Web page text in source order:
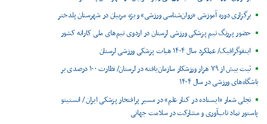
برگزاری دوره آموزشی «روان‌شناسی ورزشی» ویژه مربیان در شهرستان پلدختر
حضور پررنگ تیم پزشکی ورزشی لرستان در اردوی تیم‌های ملی کاراته کشور
اینفوگرافیک/ عملکرد سال ۱۴۰۴ هیات پزشکی ورزشی لرستان
ثبت بیش از ۷۹ هزار ورزشکار سازمان‌یافته در لرستان/ نظارت ۱۰۰ درصدی بر
باشگاه‌های ورزشی در سال ۱۴۰۴
تجلی شعار «ایستاده در کنار علم» در مسیر پرافتخار پزشکی ایران / انستیتو
پاستور نماد تاب‌آوری و مشارکت در سلامت جهانی